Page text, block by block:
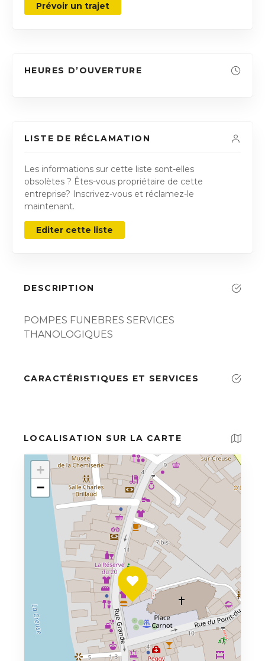
Prévoir un trajet
HEURES D’OUVERTURE
LISTE DE RÉCLAMATION
Les informations sur cette liste sont-elles
obsolètes ? Êtes-vous propriétaire de cette
entreprise? Inscrivez-vous et réclamez-le
maintenant.
Editer cette liste
DESCRIPTION
POMPES FUNEBRES SERVICES
THANOLOGIQUES
CARACTÉRISTIQUES ET SERVICES
LOCALISATION SUR LA CARTE
+
−